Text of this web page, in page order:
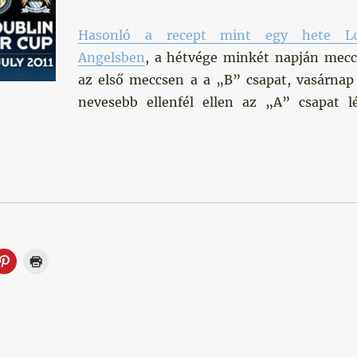
Hasonló a recept mint egy hete
Angelsben , a hétvége minkét napján
az első meccsen a a „B” csapat,
nevesebb ellenfél ellen az „A” csapat